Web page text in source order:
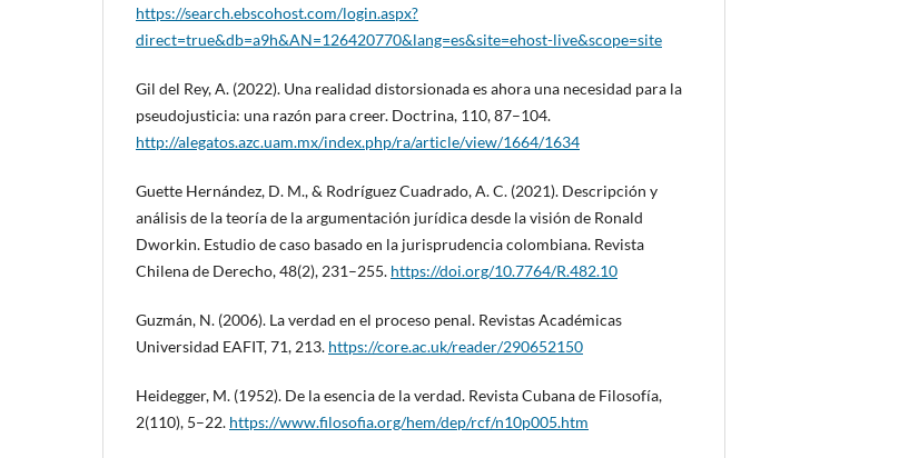
https://search.ebscohost.com/login.aspx?
direct=true&db=a9h&AN=126420770&lang=es&site=ehost-live&scope=site
Gil del Rey, A. (2022). Una realidad distorsionada es ahora una necesidad para la
pseudojusticia: una razón para creer. Doctrina, 110, 87–104.
http://alegatos.azc.uam.mx/index.php/ra/article/view/1664/1634
Guette Hernández, D. M., & Rodríguez Cuadrado, A. C. (2021). Descripción y
análisis de la teoría de la argumentación jurídica desde la visión de Ronald
Dworkin. Estudio de caso basado en la jurisprudencia colombiana. Revista
Chilena de Derecho, 48(2), 231–255. https://doi.org/10.7764/R.482.10
Guzmán, N. (2006). La verdad en el proceso penal. Revistas Académicas
Universidad EAFIT, 71, 213. https://core.ac.uk/reader/290652150
Heidegger, M. (1952). De la esencia de la verdad. Revista Cubana de Filosofía,
2(110), 5–22. https://www.filosofia.org/hem/dep/rcf/n10p005.htm